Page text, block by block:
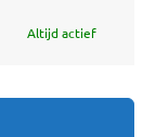
Altijd actief